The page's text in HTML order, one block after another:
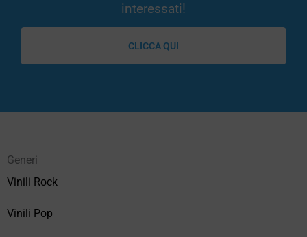
interessati!
CLICCA QUI
Generi
Vinili Rock
Vinili Pop